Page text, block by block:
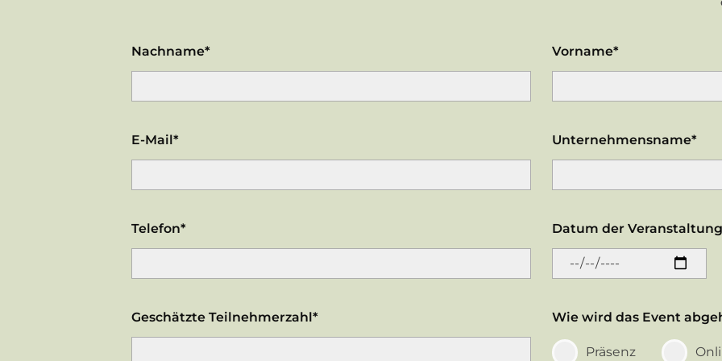
Nachname* Vorname*
E-Mail* Unternehmensname*
Telefon* Datum der
Geschätzte Teilnehmerzahl* Wie wird das Event
Präsenz